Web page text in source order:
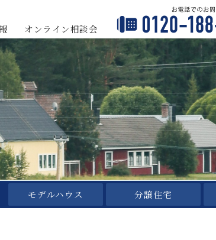
オンライン相談会
モデルハウス 分譲住宅